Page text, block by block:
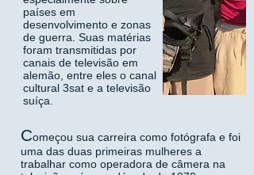
países em
desenvolvimento e zonas
de guerra. Suas matérias
foram transmitidas por
canais de televisão em
alemão, entre eles o canal
cultural 3sat e a televisão
suíça.
Começou sua carreira como fotógrafa e foi
uma das duas primeiras mulheres a
trabalhar como operadora de câmera na